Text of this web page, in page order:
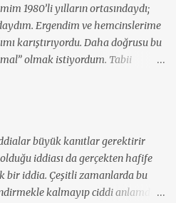
1980’li yılların ortasındaydı;
Ergendim ve hemcinslerime
karıştırıyordu. Daha doğrusu bu
olmak istiyordum. Tabii
o dönem kendisinin de
etmedim. “Ben deli değilim”
gözükmüş olacak ki kabul
sonra zaman zaman
da muayenehanesinde,
büyük kanıtlar gerektirir
iddiası da gerçekten hafife
bir iddia. Çeşitli zamanlarda bu
kalmayıp ciddi anlamda